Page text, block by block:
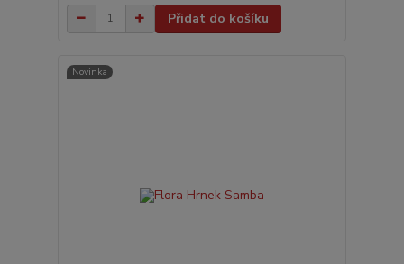
Přidat do košíku
Novinka